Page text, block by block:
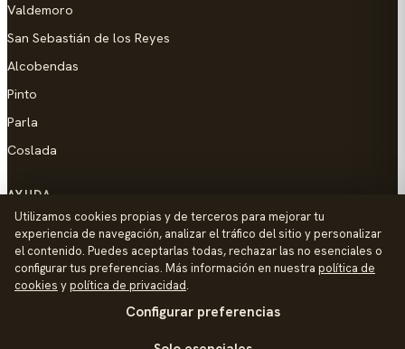
Valdemoro
San Sebastián de los Reyes
Alcobendas
Pinto
Parla
Coslada
AYUDA
Añadir empresa
Contacto
Política de Privacidad
Utilizamos cookies propias y de terceros para mejorar tu
experiencia de navegación, analizar el tráfico del sitio y personalizar
el contenido. Puedes aceptarlas todas, rechazar las no esenciales o
configurar tus preferencias. Más información en nuestra política de
cookies ypolítica de privacidad.
Configurar preferencias